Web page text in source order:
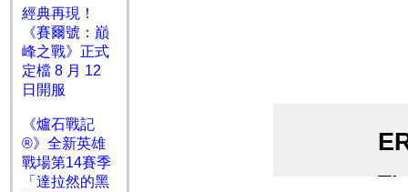
經典再現！
《賽爾號：巔
峰之戰》正式
定檔 8 月 12
日開服
《爐石戰記
®》全新英雄
戰場第14賽季
「達拉然的黑